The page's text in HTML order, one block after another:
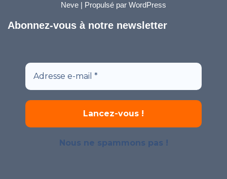
Neve | Propulsé par WordPress
Abonnez-vous à notre newsletter
Nous ne spammons pas !